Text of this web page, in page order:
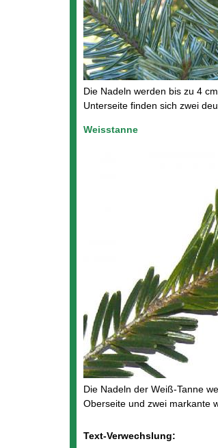
Die Nadeln werden bis zu 4
Unterseite finden sich zwei
Weisstanne
Die Nadeln der Weiß-Tanne
Oberseite und zwei markante
Text-Verwechslung: